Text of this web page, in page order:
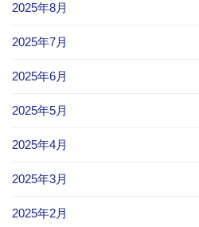
2025年8月
2025年7月
2025年6月
2025年5月
2025年4月
2025年3月
2025年2月